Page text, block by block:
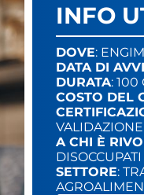
INFO
DOVE:
DATA DI
DURATA: 100
COSTO DEL
A CHI È
DISOCCUPATI
SETTORE: